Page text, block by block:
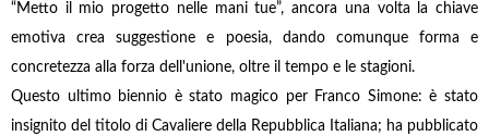
“Metto il mio progetto nelle mani tue”, ancora una volta la chiave
emotiva crea suggestione e poesia, dando comunque forma e
concretezza alla forza dell'unione, oltre il tempo e le stagioni.
Questo ultimo biennio è stato magico per Franco Simone: è stato
insignito del titolo di Cavaliere della Repubblica Italiana; ha pubblicato